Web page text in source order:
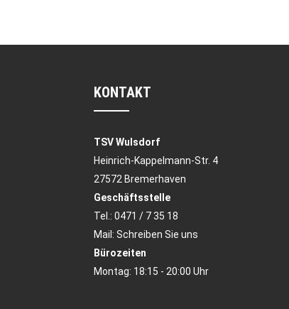
KONTAKT
TSV Wulsdorf
Heinrich-Kappelmann-Str. 4
27572 Bremerhaven
Geschäftsstelle
Tel.: 0471 / 7 35 18
Mail: Schreiben Sie uns
Bürozeiten
Montag: 18:15 - 20:00 Uhr